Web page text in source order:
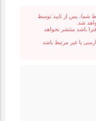
شما، پس از تایید توسط
شد.
باشد منتشر نخواهد
یا غیر مرتبط باشد